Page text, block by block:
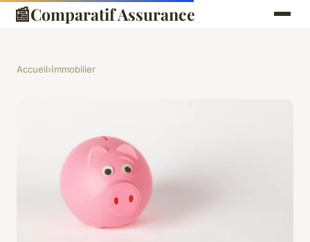
📰Comparatif Assurance
Accueil›Immobilier